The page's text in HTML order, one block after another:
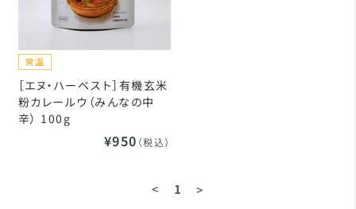
［エヌ・ハーベスト］有機玄米
粉カレールウ（みんなの中
辛） 100g
¥950 （税込）
< 1 >